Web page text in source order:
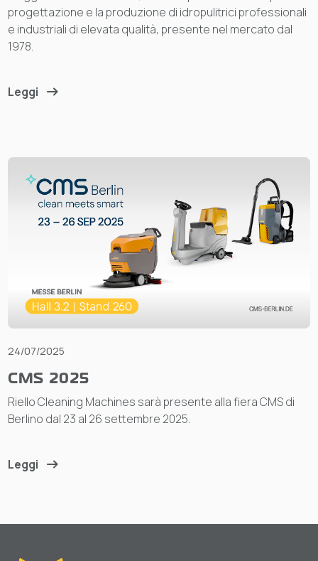
progettazione e la produzione di idropulitrici professionali
e industriali di elevata qualità, presente nel mercato dal
1978.
Leggi
24/07/2025
CMS 2025
Riello Cleaning Machines sarà presente alla fiera CMS di
Berlino dal 23 al 26 settembre 2025.
Leggi